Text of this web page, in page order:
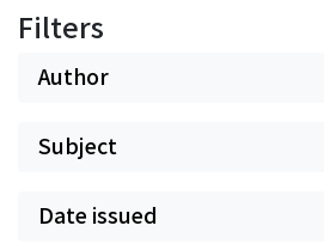
Filters
Author
Subject
Date issued